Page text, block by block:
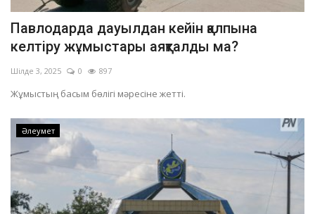
Павлодарда дауылдан кейін қалпына
келтіру жұмыстары аяқталды ма?
Шілде 3, 2025 0 897
Жұмыстың басым бөлігі мәресіне жетті.
Әлеумет